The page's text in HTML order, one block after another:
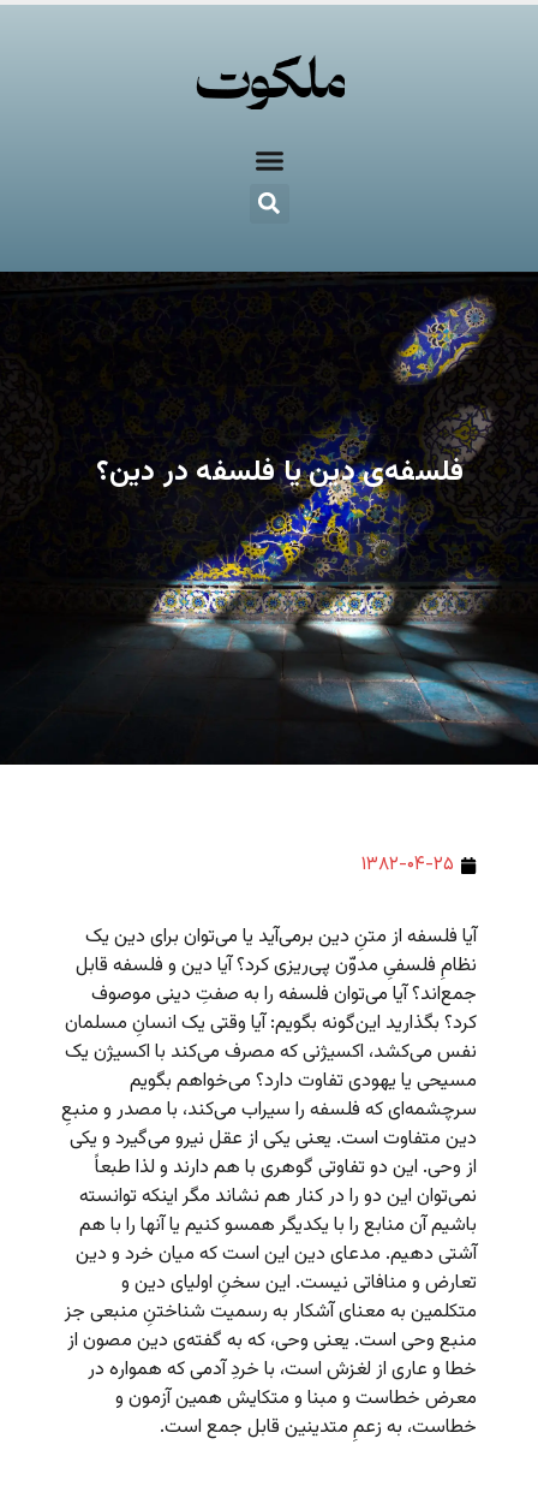
فلسفه‌ی دین یا فلسفه در دین؟
۱۳۸۲-۰۴-۲۵
آیا فلسفه از متنِ دین برمی‌آید یا می‌توان برای دین یک
نظامِ فلسفیِ مدوّن پی‌ریزی کرد؟ آیا دین و فلسفه قابل
جمع‌اند؟ آیا می‌توان فلسفه را به صفتِ دینی موصوف
کرد؟ بگذارید این‌گونه بگویم: آیا وقتی یک انسانِ مسلمان
نفس می‌کشد، اکسیژنی که مصرف می‌کند با اکسیژن یک
مسیحی یا یهودی تفاوت دارد؟ می‌خواهم بگویم
سرچشمه‌ای که فلسفه را سیراب می‌کند، با مصدر و منبعِ
دین متفاوت است. یعنی یکی از عقل نیرو می‌گیرد و یکی
از وحی. این دو تفاوتی گوهری با هم دارند و لذا طبعاً
نمی‌توان این دو را در کنار هم نشاند مگر اینکه توانسته
باشیم آن منابع را با یکدیگر همسو کنیم یا آنها را با هم
آشتی دهیم. مدعای دین این است که میان خرد و دین
تعارض و منافاتی نیست. این سخنِ اولیای دین و
متکلمین به معنای آشکار به رسمیت شناختنِ منبعی جز
منبع وحی است. یعنی وحی، که به گفته‌ی دین مصون از
خطا و عاری از لغزش است، با خردِ آدمی که همواره در
معرض خطاست و مبنا و متکایش همین آزمون و
خطاست، به زعمِ متدینین قابل جمع است.